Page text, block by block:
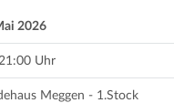
2026
Uhr
Meggen - 1.Stock